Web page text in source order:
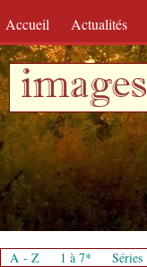
Accueil Actualités
images
A - Z 1 à 7* Séries